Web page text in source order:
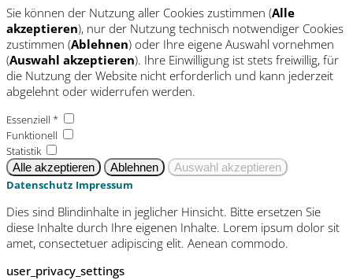
Sie können der Nutzung aller Cookies zustimmen (Alle
akzeptieren), nur der Nutzung technisch notwendiger Cookies
zustimmen (Ablehnen) oder Ihre eigene Auswahl vornehmen
(Auswahl akzeptieren). Ihre Einwilligung ist stets freiwillig, für
die Nutzung der Website nicht erforderlich und kann jederzeit
abgelehnt oder widerrufen werden.
Essenziell *
Funktionell
Statistik
Datenschutz Impressum
Dies sind Blindinhalte in jeglicher Hinsicht. Bitte ersetzen Sie
diese Inhalte durch Ihre eigenen Inhalte. Lorem ipsum dolor sit
amet, consectetuer adipiscing elit. Aenean commodo.
user_privacy_settings